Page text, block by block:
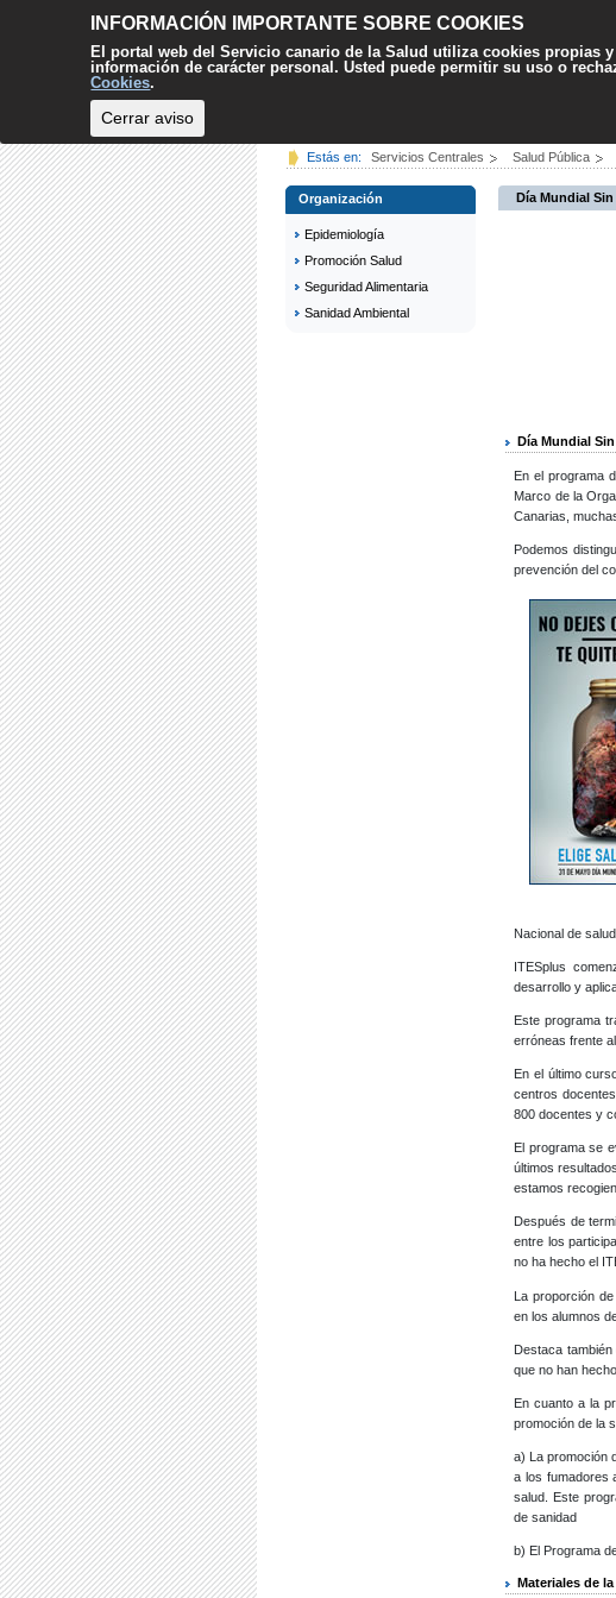
INFORMACIÓN IMPORTANTE SOBRE COOKIES
El portal web del Servicio canario de la Salud utiliza cookies propias
información de carácter personal. Usted puede permitir su uso o
Cookies.
Cerrar aviso
Estás en: Servicios Centrales Salud Pública
Organización
Epidemiología
Promoción Salud
Seguridad Alimentaria
Sanidad Ambiental
Día Mundial Sin
Día Mundial
En el programa
Marco de la
Canarias,
Podemos
prevención del
Nacional de
ITESplus
desarrollo y
Este programa
erróneas frente
En el último
centros
800 docentes y
El programa se
últimos
estamos
Después de
entre los
no ha hecho el
La proporción
en los alumnos
Destaca
que no han
En cuanto a la
promoción de la
a) La promoción
a los fumadores
salud. Este
de sanidad
b) El Programa
Materiales de